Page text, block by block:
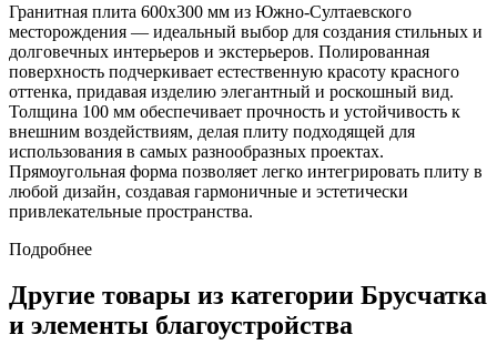
Гранитная плита 600х300 мм из Южно-Султаевского
месторождения — идеальный выбор для создания стильных и
долговечных интерьеров и экстерьеров. Полированная
поверхность подчеркивает естественную красоту красного
оттенка, придавая изделию элегантный и роскошный вид.
Толщина 100 мм обеспечивает прочность и устойчивость к
внешним воздействиям, делая плиту подходящей для
использования в самых разнообразных проектах.
Прямоугольная форма позволяет легко интегрировать плиту в
любой дизайн, создавая гармоничные и эстетически
привлекательные пространства.
Подробнее
Другие товары из категории Брусчатка
и элементы благоустройства